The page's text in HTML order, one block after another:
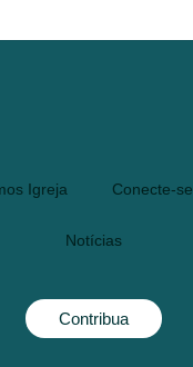
Igreja Conecte-se
Notícias
Contribua